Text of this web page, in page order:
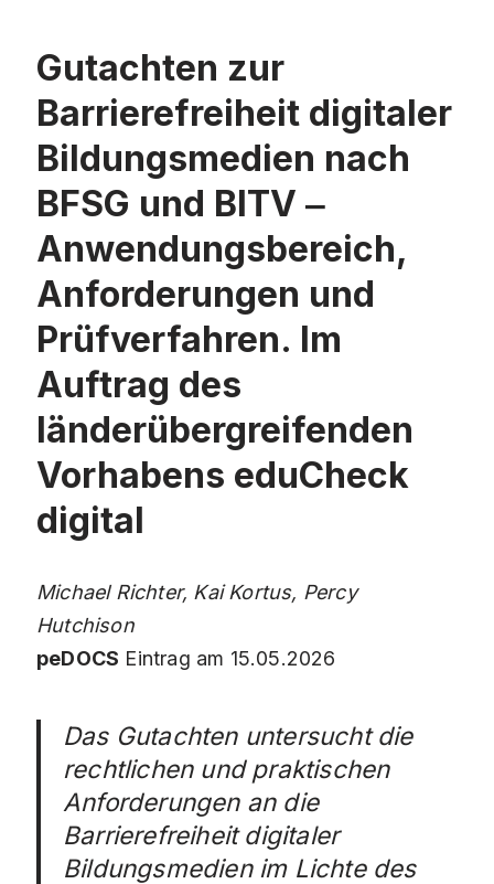
Gutachten zur
Barrierefreiheit digitaler
Bildungsmedien nach
BFSG und BITV ‒
Anwendungsbereich,
Anforderungen und
Prüfverfahren. Im
Auftrag des
länderübergreifenden
Vorhabens eduCheck
digital
Michael Richter, Kai Kortus, Percy
Hutchison
peDOCS Eintrag am 15.05.2026
Das Gutachten untersucht die
rechtlichen und praktischen
Anforderungen an die
Barrierefreiheit digitaler
Bildungsmedien im Lichte des